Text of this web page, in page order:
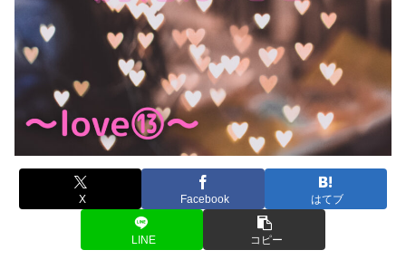
X Facebook はてブ
LINE コピー